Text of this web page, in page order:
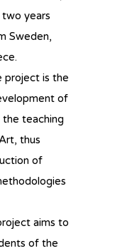
years
Sweden,
project is the
of
teaching
thus
of
aims to
of the